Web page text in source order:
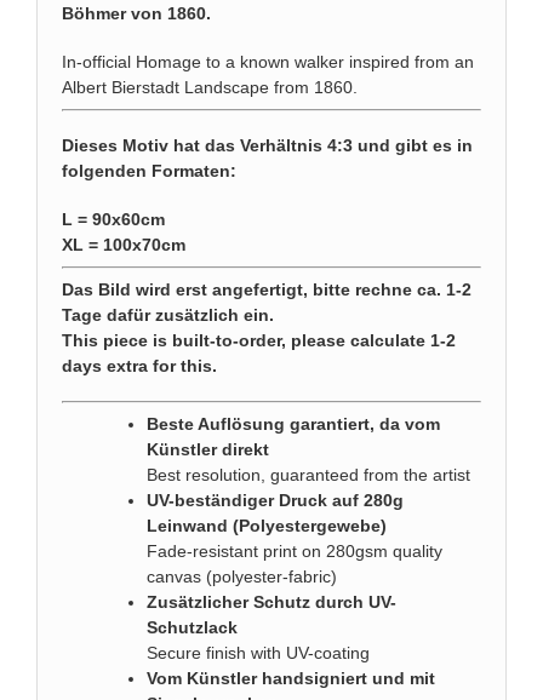
Böhmer von 1860.
In-official Homage to a known walker inspired from an
Albert Bierstadt Landscape from 1860.
Dieses Motiv hat das Verhältnis 4:3 und gibt es in
folgenden Formaten:
L = 90x60cm
XL = 100x70cm
Das Bild wird erst angefertigt, bitte rechne ca. 1-2
Tage dafür zusätzlich ein.
This piece is built-to-order, please calculate 1-2
days extra for this.
Beste Auflösung garantiert, da vom
Künstler direkt
Best resolution, guaranteed from the artist
UV-beständiger Druck auf 280g
Leinwand (Polyestergewebe)
Fade-resistant print on 280gsm quality
canvas (polyester-fabric)
Zusätzlicher Schutz durch UV-
Schutzlack
Secure finish with UV-coating
Vom Künstler handsigniert und mit